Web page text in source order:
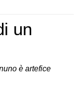
un
è artefice